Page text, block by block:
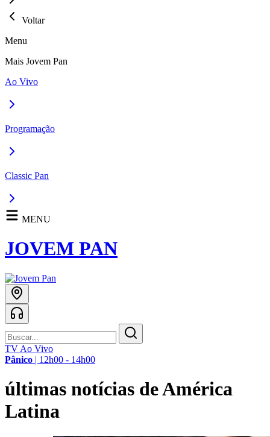
Voltar
Menu
Mais Jovem Pan
Ao Vivo
Programação
Classic Pan
MENU
JOVEM PAN
TV Ao Vivo
Pânico | 12h00 - 14h00
últimas notícias de América
Latina